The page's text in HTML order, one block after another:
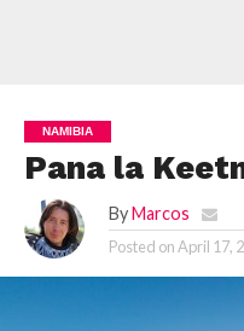
NAMIBIA
Pana la
By Marcos
Posted onApril 17,